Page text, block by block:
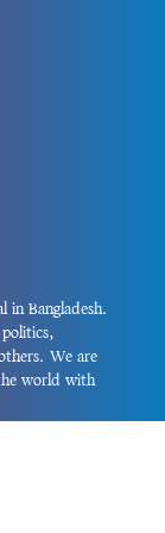
in Bangladesh.
We are
world with